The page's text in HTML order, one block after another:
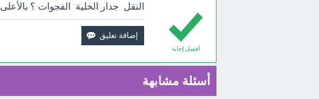
أفضل إجابة
النقل جدار الخلية الفجوات ؟ بالأعلى.
أسئلة مشابهة